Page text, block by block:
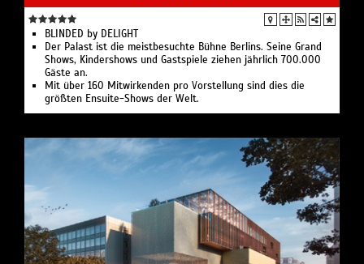
BLINDED by DELIGHT
Der Palast ist die meistbesuchte Bühne Berlins. Seine Grand
Shows, Kindershows und Gastspiele ziehen jährlich 700.000
Gäste an.
Mit über 160 Mitwirkenden pro Vorstellung sind dies die
größten Ensuite-Shows der Welt.